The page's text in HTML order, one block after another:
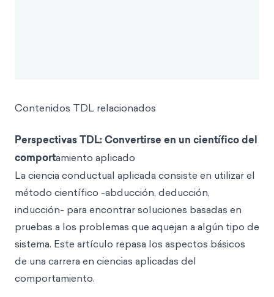
Contenidos TDL relacionados
Perspectivas TDL: Convertirse en un científico del
comportamiento aplicado
La ciencia conductual aplicada consiste en utilizar el
método científico -abducción, deducción,
inducción- para encontrar soluciones basadas en
pruebas a los problemas que aquejan a algún tipo de
sistema. Este artículo repasa los aspectos básicos
de una carrera en ciencias aplicadas del
comportamiento.